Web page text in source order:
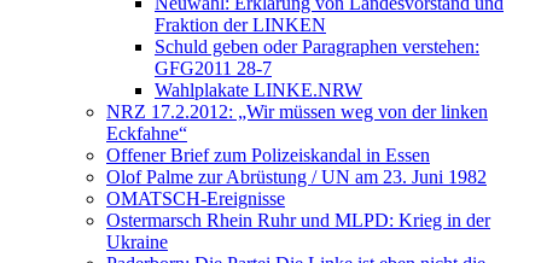
Fraktion der LINKEN
Schuld geben oder Paragraphen verstehen:
GFG2011 28-7
Wahlplakate LINKE.NRW
NRZ 17.2.2012: „Wir müssen weg von der linken
Eckfahne“
Offener Brief zum Polizeiskandal in Essen
Olof Palme zur Abrüstung / UN am 23. Juni 1982
OMATSCH-Ereignisse
Ostermarsch Rhein Ruhr und MLPD: Krieg in der
Ukraine